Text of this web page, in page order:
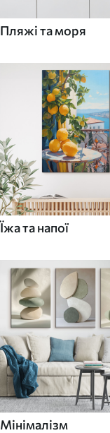
Пляжі та моря
Їжа та напої
Мінімалізм